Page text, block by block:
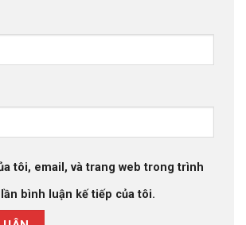
tôi, email, và trang web trong trình
bình luận kế tiếp của tôi.